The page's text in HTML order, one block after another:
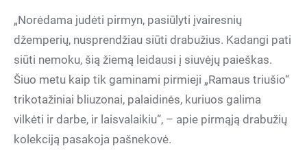
„Norėdama judėti pirmyn, pasiūlyti įvairesnių
džemperių, nusprendžiau siūti drabužius. Kadangi pati
siūti nemoku, šią žiemą leidausi į siuvėjų paieškas.
Šiuo metu kaip tik gaminami pirmieji „Ramaus triušio“
trikotažiniai bliuzonai, palaidinės, kuriuos galima
vilkėti ir darbe, ir laisvalaikiu“, – apie pirmąją drabužių
kolekciją pasakoja pašnekovė.